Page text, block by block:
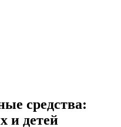
средства:
и детей